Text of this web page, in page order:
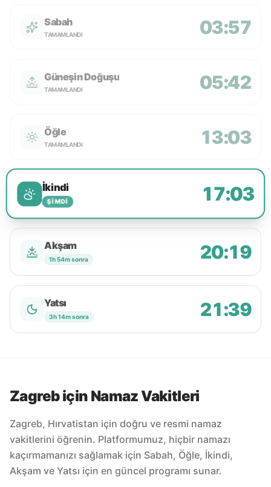
Sabah
TAMAMLANDI 03:57
Güneşin Doğuşu
TAMAMLANDI 05:42
Öğle
TAMAMLANDI 13:03
İkindi
ŞIMDI 17:03
Akşam
1h 54m sonra 20:19
Yatsı
3h 14m sonra 21:39
Zagreb için Namaz Vakitleri
Zagreb, Hırvatistan için doğru ve resmi namaz
vakitlerini öğrenin. Platformumuz, hiçbir namazı
kaçırmamanızı sağlamak için Sabah, Öğle, İkindi,
Akşam ve Yatsı için en güncel programı sunar.